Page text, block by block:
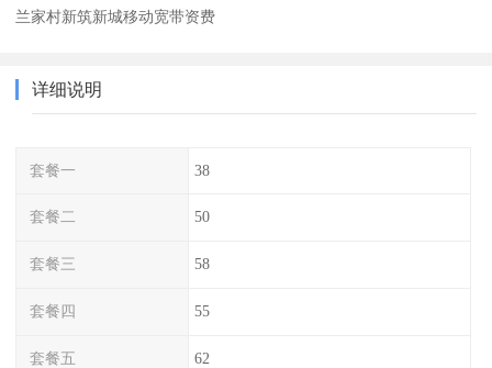
兰家村新筑新城移动宽带资费
详细说明
套餐一 38
套餐二 50
套餐三 58
套餐四 55
套餐五 62